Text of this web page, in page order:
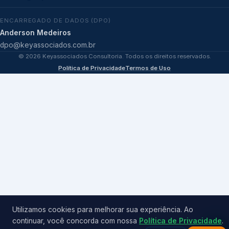
ENCARREGADO DE DADOS (DPO)
Anderson Medeiros
dpo@keyassociados.com.br
© 2026 Keyassociados Consultoria. Todos os direitos reservados.
Política de PrivacidadeTermos de Uso
Utilizamos cookies para melhorar sua experiência. Ao
continuar, você concorda com nossa Política de Privacidade.